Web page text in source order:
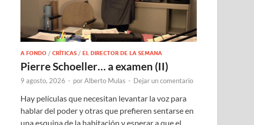
A FONDO /CRÍTICAS /EL DIRECTOR DE LA SEMANA
Pierre Schoeller… a examen (II)
9 agosto, 2026 - porAlberto Mulas - Dejar un comentario
Hay películas que necesitan levantar la voz para
hablar del poder y otras que prefieren sentarse en
una esquina de la habitación y esperar a que el